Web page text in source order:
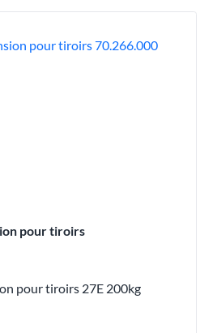
pour tiroirs
pour tiroirs 27E 200kg